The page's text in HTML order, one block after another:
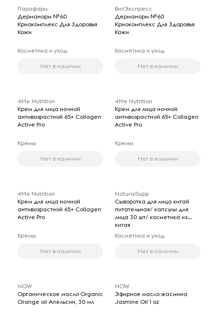
Парафарм
Дерманорм №60
Криокомплекс Для Здоровья
Кожи
Косметика и уход
Нет в наличии
ВитЭкспресс
Дерманорм №60
Криокомплекс Для Здоровья
Кожи
Косметика и уход
Нет в наличии
4Me Nutrition
Крем для лица ночной
антивозрастной 65+ Collagen
Active Pro
Кремы
Нет в наличии
4Me Nutrition
Крем для лица ночной
антивозрастной 65+ Collagen
Active Pro
Кремы
Нет в наличии
4Me Nutrition
Крем для лица ночной
антивозрастной 65+ Collagen
Active Pro
Кремы
Нет в наличии
NaturalSupp
Сыворотка для лица китай
питательная/ капсулы для
лица 30 шт/ косметика из
китая
Косметика и уход
Нет в наличии
NOW
Органическое масло Organic
Orange oil Апельсин, 30 мл
NOW
Эфирное масло жасмина
Jasmine Oil 1 oz